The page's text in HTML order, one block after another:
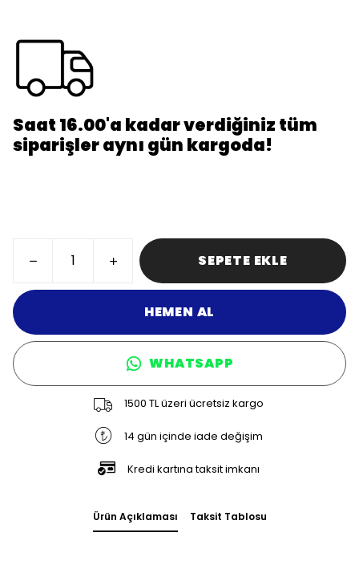
Saat 16.00'a kadar verdiğiniz tüm
siparişler aynı gün kargoda!
SEPETE EKLE
HEMEN AL
WHATSAPP
1500 TL üzeri ücretsiz kargo
14 gün içinde iade değişim
Kredi kartına taksit imkanı
Ürün Açıklaması Taksit Tablosu